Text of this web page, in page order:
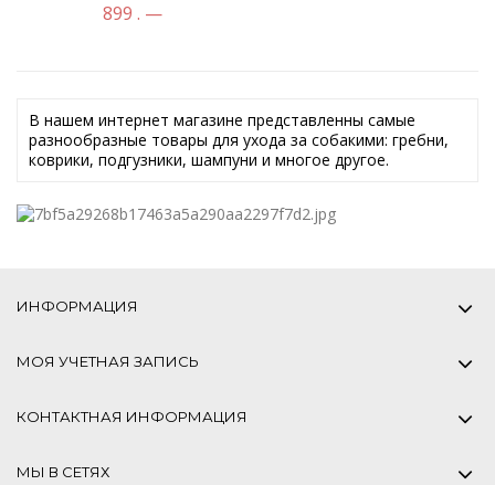
899 . —
В нашем интернет магазине представленны самые
разнообразные товары для ухода за собакими: гребни,
коврики, подгузники, шампуни и многое другое.
ИНФОРМАЦИЯ
МОЯ УЧЕТНАЯ ЗАПИСЬ
КОНТАКТНАЯ ИНФОРМАЦИЯ
МЫ В СЕТЯХ